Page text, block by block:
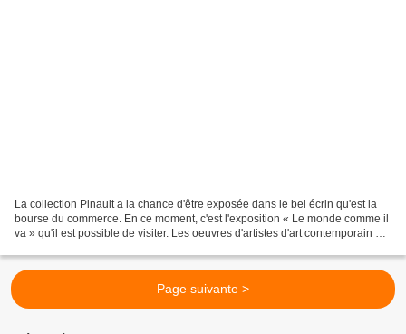
La collection Pinault a la chance d'être exposée dans le bel écrin qu'est la
bourse du commerce. En ce moment, c'est l'exposition « Le monde comme il
va » qu'il est possible de visiter. Les oeuvres d'artistes d'art contemporain qui
Page suivante >